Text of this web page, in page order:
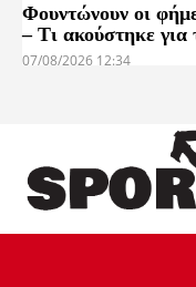
Φουντώνουν οι
– Τι ακούστηκε για
07/08/2026 12:34